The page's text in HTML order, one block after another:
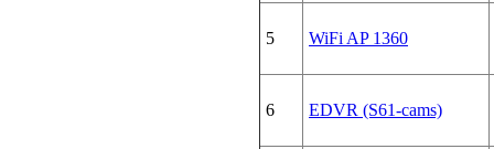
5 WiFi AP 1360
6 EDVR (S61-cams)